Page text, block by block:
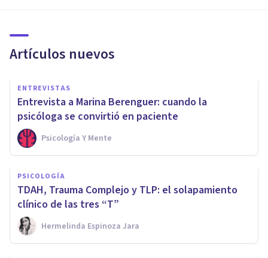
Artículos nuevos
ENTREVISTAS
Entrevista a Marina Berenguer: cuando la
psicóloga se convirtió en paciente
Psicología Y Mente
PSICOLOGÍA
TDAH, Trauma Complejo y TLP: el solapamiento
clínico de las tres “T”
Hermelinda Espinoza Jara